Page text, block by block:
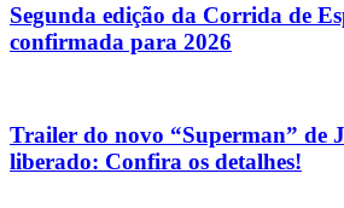
Segunda edição da Corrida de
confirmada para 2026
Trailer do novo “Superman” de
liberado: Confira os detalhes!